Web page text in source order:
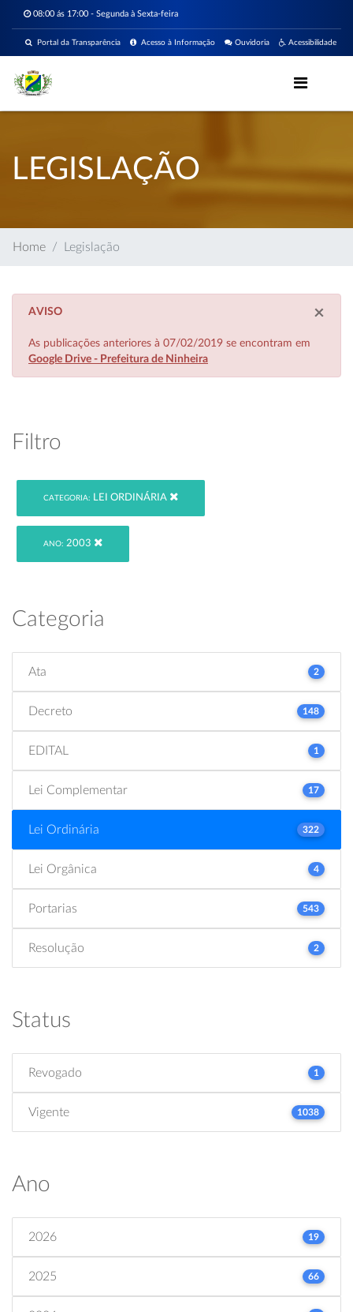
08:00 ás 17:00 - Segunda à Sexta-feira
Acessibilidade
Ouvidoria
Acesso à Informação
Portal da Transparência
LEGISLAÇÃO
Home Legislação
×
AVISO
As publicações anteriores à 07/02/2019 se encontram em
Google Drive - Prefeitura de Ninheira
Filtro
CATEGORIA: LEI ORDINÁRIA
ANO: 2003
Categoria
Ata 2
Decreto 148
EDITAL 1
Lei Complementar 17
Lei Ordinária 322
Lei Orgânica 4
Portarias 543
Resolução 2
Status
Revogado 1
Vigente 1038
Ano
2026 19
2025 66